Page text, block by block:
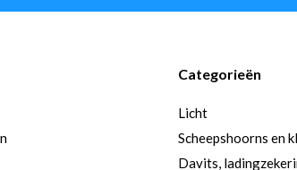
Categorieën
Licht
Scheepshoorns en
Davits,